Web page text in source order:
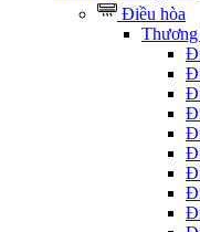
Điều hòa
Thương